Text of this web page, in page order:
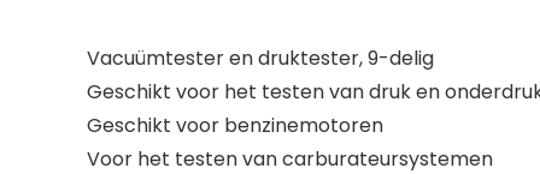
Vacuümtester en druktester, 9-delig
Geschikt voor het testen van druk en
Geschikt voor benzinemotoren
Voor het testen van carburateursystemen